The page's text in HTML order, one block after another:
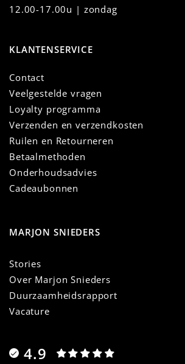
12.00-17.00u | zondag
KLANTENSERVICE
Contact
Veelgestelde vragen
Loyalty programma
Verzenden en verzendkosten
Ruilen en Retourneren
Betaalmethoden
Onderhoudsadvies
Cadeaubonnen
MARJON SNIEDERS
Stories
Over Marjon Snieders
Duurzaamheidsrapport
Vacature
4.9